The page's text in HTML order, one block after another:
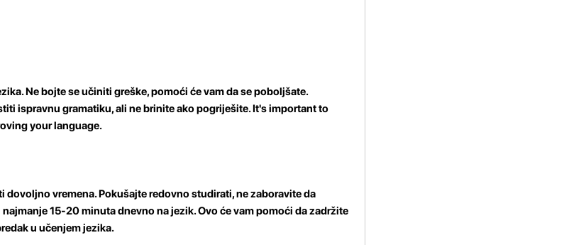
Ne bojte se učiniti greške, pomoći će vam da se poboljšate.
ispravnu gramatiku, ali ne brinite ako pogriješite. It's important to
your language.
dovoljno vremena. Pokušajte redovno studirati, ne zaboravite da
15-20 minuta dnevno na jezik. Ovo će vam pomoći da zadržite
u učenjem jezika.